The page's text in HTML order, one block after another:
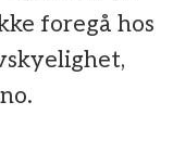
foregå hos